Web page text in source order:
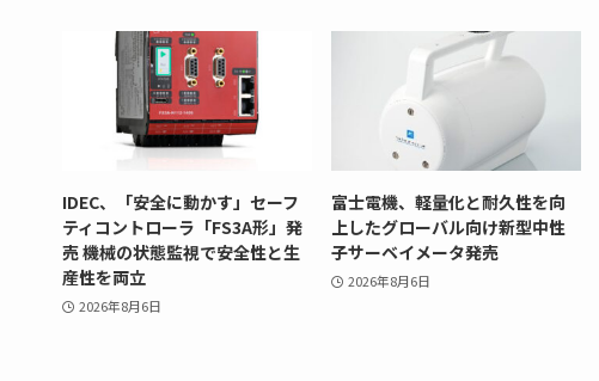
IDEC、「安全に動かす」セーフ
ティコントローラ「FS3A形」発
売 機械の状態監視で安全性と生
産性を両立
2026年8月6日
富士電機、軽量化と耐久性を向
上したグローバル向け新型中性
子サーベイメータ発売
2026年8月6日